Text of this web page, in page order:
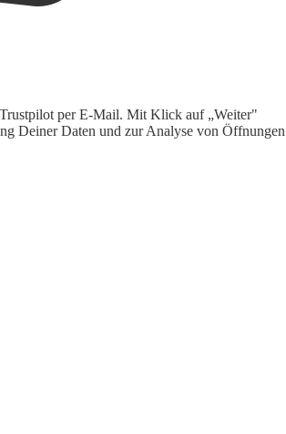
per E-Mail. Mit Klick auf „Weiter"
Deiner Daten und zur Analyse von Öffnungen